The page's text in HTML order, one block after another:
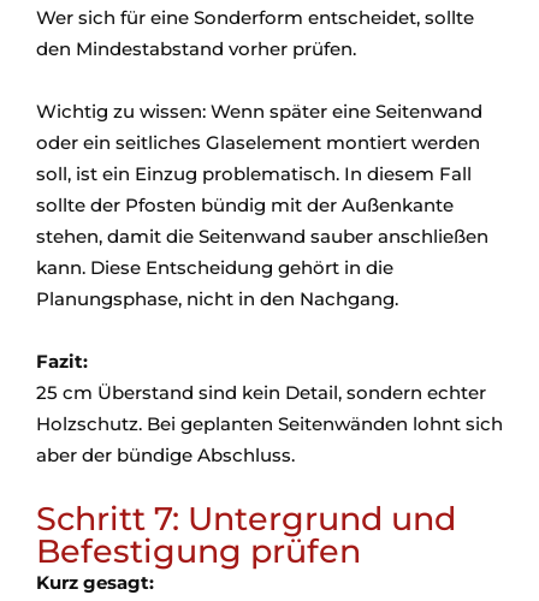
Wer sich für eine Sonderform entscheidet, sollte
den Mindestabstand vorher prüfen.
Wichtig zu wissen: Wenn später eine Seitenwand
oder ein seitliches Glaselement montiert werden
soll, ist ein Einzug problematisch. In diesem Fall
sollte der Pfosten bündig mit der Außenkante
stehen, damit die Seitenwand sauber anschließen
kann. Diese Entscheidung gehört in die
Planungsphase, nicht in den Nachgang.
Fazit:
25 cm Überstand sind kein Detail, sondern echter
Holzschutz. Bei geplanten Seitenwänden lohnt sich
aber der bündige Abschluss.
Schritt 7: Untergrund und
Befestigung prüfen
Kurz gesagt: